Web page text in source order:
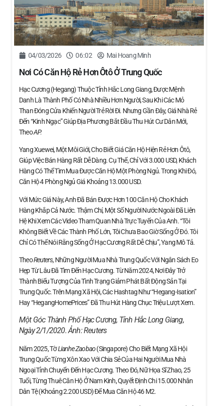
04/03/2026 06:02 Mai Hoang Minh
Nơi Có Căn Hộ Rẻ Hơn Ôtô Ở Trung Quốc
Hạc Cương (Hegang) Thuộc Tỉnh Hắc Long Giang, Được Mệnh
Danh Là Thành Phố Có Nhà Nhiều Hơn Người, Sau Khi Các Mỏ
Than Đóng Cửa Khiến Người Trẻ Rời Đi. Nhưng Gần Đây, Giá Nhà Rẻ
Đến “kinh Ngạc” Giúp Địa Phương Bắt Đầu Thu Hút Cư Dân Mới,
TheoAP.
Yang Xuewei, Một Môi Giới, Cho Biết Giá Căn Hộ Hiện Rẻ Hơn Ôtô,
Giúp Việc Bán Hàng Rất Dễ Dàng. Cụ Thể, Chỉ Với 3.000 USD, Khách
Hàng Có Thể Tìm Mua Được Căn Hộ Một Phòng Ngủ. Trong Khi Đó,
Căn Hộ 4 Phòng Ngủ Giá Khoảng 13.000 USD.
Với Mức Giá Này, Anh Đã Bán Được Hơn 100 Căn Hộ Cho Khách
Hàng Khắp Cả Nước. Thậm Chí, Một Số Người Nước Ngoài Đã Liên
Hệ Khi Xem Các Video Tham Quan Nhà Trực Tuyến Của Anh. “Tôi
Không Biết Về Các Thành Phố Lớn, Tôi Chưa Bao Giờ Sống Ở Đó. Tôi
Chỉ Có Thể Nói Rằng Sống Ở Hạc Cương Rất Dễ Chịu”, Yang Mô Tả.
TheoReuters, Những Người Mua Nhà Trung Quốc Với Ngân Sách Eo
Hẹp Từ Lâu Đã Tìm Đến Hạc Cương. Từ Năm 2024, Nơi Đây Trở
Thành Biểu Tượng Của Tình Trạng Giảm Phát Bất Động Sản Tại
Trung Quốc. Trên Mạng Xã Hội, Các Hashtag Như “Hegang-Isation”
Hay “HegangHomePrices” Đã Thu Hút Hàng Chục Triệu Lượt Xem.
Một Góc Thành Phố Hạc Cương, Tỉnh Hắc Long Giang,
Ngày 2/1/2020. Ảnh:Reuters
Năm 2025, TờLianhe Zaobao(Singapore) Cho Biết Mạng Xã Hội
Trung Quốc Từng Xôn Xao Với Chia Sẻ Của Hai Người Mua Nhà
Ngoại Tỉnh Chuyển Đến Hạc Cương. Theo Đó, Nữ Họa Sĩ Zhao, 25
Tuổi, Từng Thuê Căn Hộ Ở Nam Kinh, Quyết Định Chi 15.000 Nhân
Dân Tệ (khoảng 2.200 USD) Để Mua Căn Hộ 46 M2.